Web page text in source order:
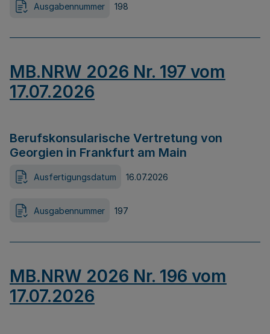
Ausgabennummer 198
MB.NRW 2026 Nr. 197 vom
17.07.2026
Berufskonsularische Vertretung von
Georgien in Frankfurt am Main
Ausfertigungsdatum 16.07.2026
Ausgabennummer 197
MB.NRW 2026 Nr. 196 vom
17.07.2026